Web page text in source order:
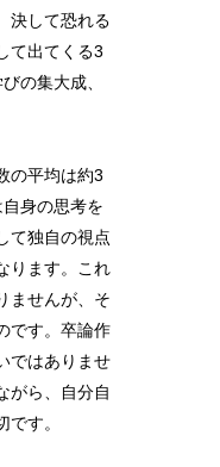
決して恐れる
て出てくる3
の集大成、
の平均は約3
身の思考を
て独自の視点
ります。これ
ませんが、そ
です。卒論作
ではありませ
がら、自分自
す。